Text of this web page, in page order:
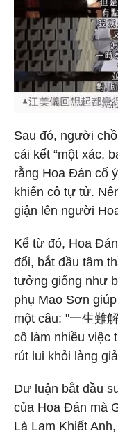
Sau đó, người
cái kết “một xác,
rằng Hoa Đán cố
khiến cô tự tử.
giận lên người
Kể từ đó, Hoa
đổi, bắt đầu tâm
tưởng giống như
phụ Mao Sơn
một câu: "一生難
cô làm nhiều việc
rút lui khỏi làng
Dư luận bắt đầu
của Hoa Đán mà
Là Lam Khiết